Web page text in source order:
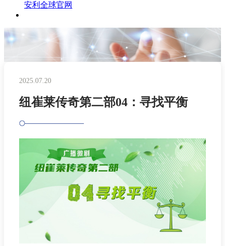
安利全球官网
2025.07.20
纽崔莱传奇第二部04：寻找平衡